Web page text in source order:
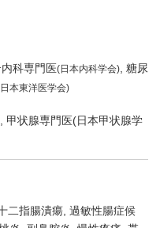
科専門医(日本内科学会) 糖尿
本東洋医学会)
甲状腺専門医(日本甲状腺学
二指腸潰瘍 過敏性腸症候